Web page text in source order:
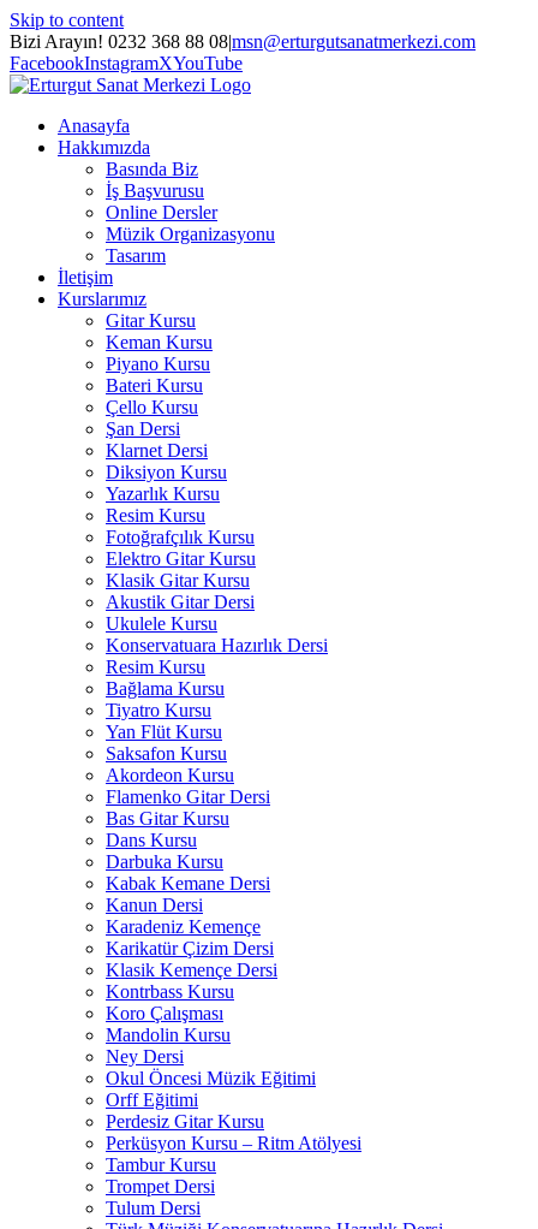
Skip to content
Bizi Arayın! 0232 368 88 08|msn@erturgutsanatmerkezi.com
FacebookInstagramXYouTube
Anasayfa
Hakkımızda
Basında Biz
İş Başvurusu
Online Dersler
Müzik Organizasyonu
Tasarım
İletişim
Kurslarımız
Gitar Kursu
Keman Kursu
Piyano Kursu
Bateri Kursu
Çello Kursu
Şan Dersi
Klarnet Dersi
Diksiyon Kursu
Yazarlık Kursu
Resim Kursu
Fotoğrafçılık Kursu
Elektro Gitar Kursu
Klasik Gitar Kursu
Akustik Gitar Dersi
Ukulele Kursu
Konservatuara Hazırlık Dersi
Resim Kursu
Bağlama Kursu
Tiyatro Kursu
Yan Flüt Kursu
Saksafon Kursu
Akordeon Kursu
Flamenko Gitar Dersi
Bas Gitar Kursu
Dans Kursu
Darbuka Kursu
Kabak Kemane Dersi
Kanun Dersi
Karadeniz Kemençe
Karikatür Çizim Dersi
Klasik Kemençe Dersi
Kontrbass Kursu
Koro Çalışması
Mandolin Kursu
Ney Dersi
Okul Öncesi Müzik Eğitimi
Orff Eğitimi
Perdesiz Gitar Kursu
Perküsyon Kursu – Ritm Atölyesi
Tambur Kursu
Trompet Dersi
Tulum Dersi